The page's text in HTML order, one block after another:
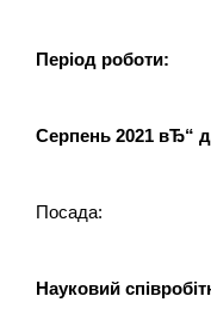
Період роботи:
Серпень 2021 вЂ“
Посада:
Науковий